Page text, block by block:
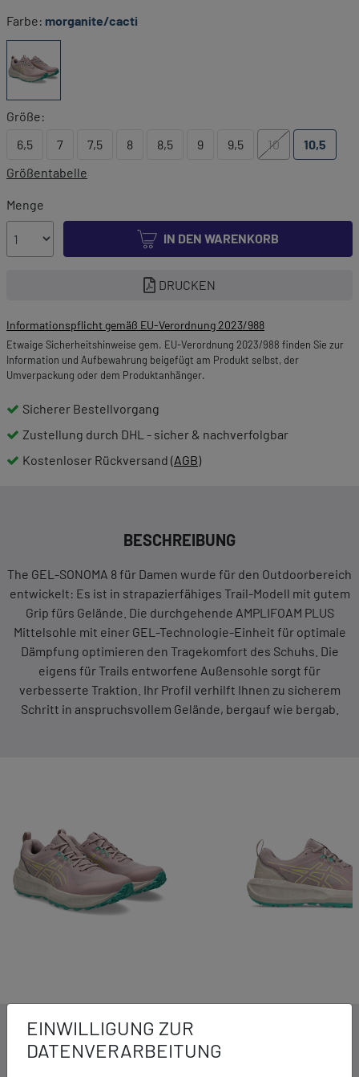
EINWILLIGUNG ZUR
DATENVERARBEITUNG
Farbe: morganite/cacti
Größe:
6,5
7 7,5 8 8,5 9 9,5 10
10,5
Größentabelle
Menge
IN DEN WARENKORB
DRUCKEN
Informationspflicht gemäß EU-Verordnung 2023/988
Etwaige Sicherheitshinweise gem. EU-Verordnung 2023/988 finden Sie zur
Information und Aufbewahrung beigefügt am Produkt selbst, der
Umverpackung oder dem Produktanhänger.
Sicherer Bestellvorgang
Zustellung durch DHL - sicher & nachverfolgbar
Kostenloser Rückversand (AGB)
BESCHREIBUNG
The GEL-SONOMA 8 für Damen wurde für den Outdoorbereich
entwickelt: Es ist in strapazierfähiges Trail-Modell mit gutem
Grip fürs Gelände. Die durchgehende AMPLIFOAM PLUS
Mittelsohle mit einer GEL-Technologie-Einheit für optimale
Dämpfung optimieren den Tragekomfort des Schuhs. Die
eigens für Trails entworfene Außensohle sorgt für
verbesserte Traktion. Ihr Profil verhilft Ihnen zu sicherem
Schritt in anspruchsvollem Gelände, bergauf wie bergab.
DETAILS ZUM PRODUKT